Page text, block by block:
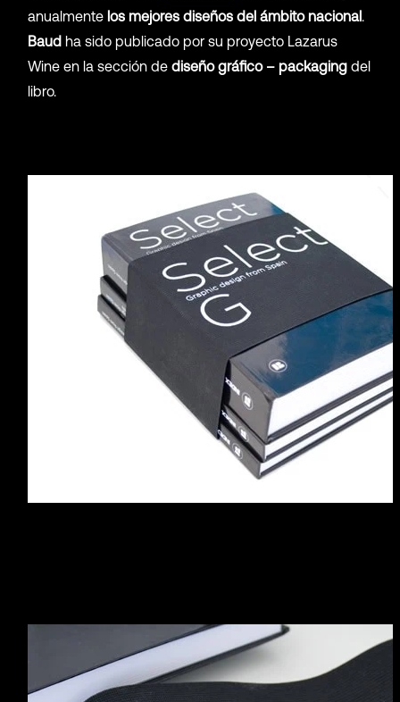
anualmente los mejores diseños del ámbito nacional.
Baudha sido publicado por su proyecto Lazarus
Wine en la sección de diseño gráfico – packagingdel
libro.